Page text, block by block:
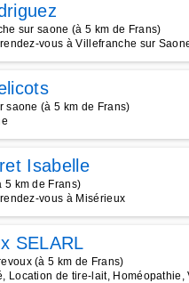
sur saone (à 5 km de Frans)
vous à Villefranche sur
saone (à 5 km de Frans)
Isabelle
5 km de Frans)
vous à Misérieux
SELARL
(à 5 km de Frans)
Location de tire-lait, Homéopathie,